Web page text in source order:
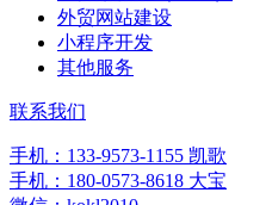
外贸网站建设
小程序开发
其他服务
联系我们
手机：133-9573-1155 凯歌
手机：180-0573-8618 大宝